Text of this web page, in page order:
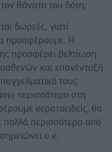
θάνατο του δότη.
δωρεές, γιατί
προσφέρουμε. Η
προσφέρει βελτίωση
και επανένταξή
τους
περισσότερο στη
κερατοειδείς, θα
περισσότερα από
ο κ.